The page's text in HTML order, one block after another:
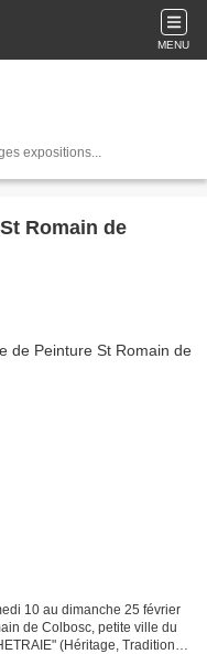
MENU
expositions...
Romain de
10 au dimanche 25 février
de Colbosc, petite ville du
(Héritage, Tradition,